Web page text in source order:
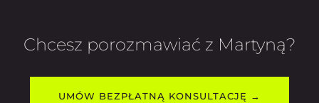
Chcesz porozmawiać z Martyną?
UMÓW BEZPŁATNĄ KONSULTACJĘ →